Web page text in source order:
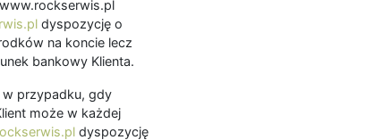
dyspozycję o
na koncie lecz
bankowy Klienta.
przypadku, gdy
może w każdej
dyspozycję